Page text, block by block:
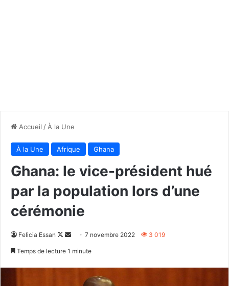
Accueil / À la Une
À la Une Afrique Ghana
Ghana: le vice-président hué
par la population lors d’une
cérémonie
Felicia Essan
Follow
Envoyer7 novembre 2022 3 019
Temps de lecture 1 minute